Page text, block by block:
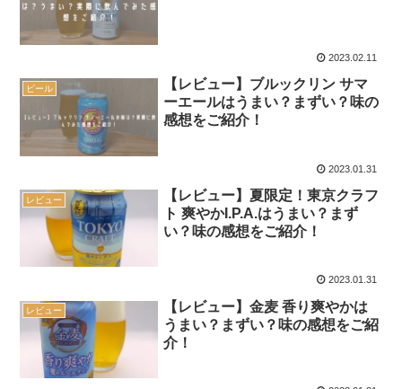
2023.02.11
ビール
【レビュー】ブルックリン サマ
ーエールはうまい？まずい？味の
感想をご紹介！
2023.01.31
レビュー
【レビュー】夏限定！東京クラフ
ト 爽やかI.P.A.はうまい？まず
い？味の感想をご紹介！
2023.01.31
レビュー
【レビュー】金麦 香り爽やかは
うまい？まずい？味の感想をご紹
介！